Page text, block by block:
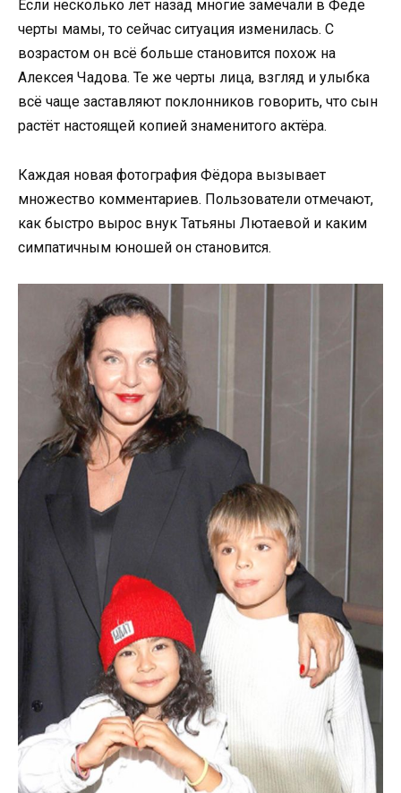
Если несколько лет назад многие замечали в Феде
черты мамы, то сейчас ситуация изменилась. С
возрастом он всё больше становится похож на
Алексея Чадова. Те же черты лица, взгляд и улыбка
всё чаще заставляют поклонников говорить, что сын
растёт настоящей копией знаменитого актёра.
Каждая новая фотография Фёдора вызывает
множество комментариев. Пользователи отмечают,
как быстро вырос внук Татьяны Лютаевой и каким
симпатичным юношей он становится.